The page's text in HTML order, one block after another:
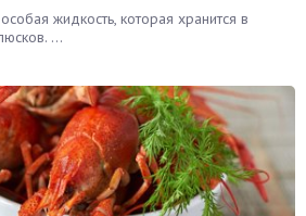
жидкость, которая хранится в
...